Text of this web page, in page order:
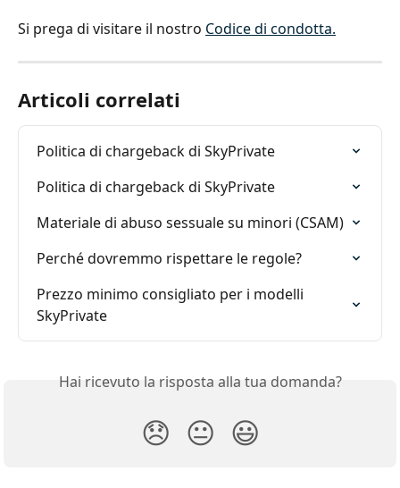
Si prega di visitare il nostro Codice di condotta.
Articoli correlati
Politica di chargeback di SkyPrivate
Politica di chargeback di SkyPrivate
Materiale di abuso sessuale su minori (CSAM)
Perché dovremmo rispettare le regole?
Prezzo minimo consigliato per i modelli
SkyPrivate
Hai ricevuto la risposta alla tua domanda?
😞 😐 😃